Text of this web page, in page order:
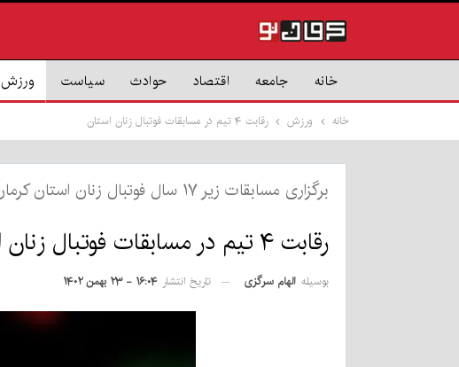
خانه جامعه اقتصاد حوادث سیاست ورزش
خانه ورزش رقابت ۴ تیم در مسابقات فوتبال زنان استان
برگزاری مسابقات زیر ۱۷ سال فوتبال زنان استان کرمان؛
رقابت ۴ تیم در مسابقات فوتبال زنان استان
بوسیله الهام سرگزی تاریخ انتشار ۱۶:۰۴ - ۲۳ بهمن ۱۴۰۲